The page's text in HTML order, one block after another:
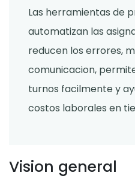
Las herramientas de
automatizan las
reducen los errores,
comunicacion,
turnos facilmente y
costos laborales en
Vision general